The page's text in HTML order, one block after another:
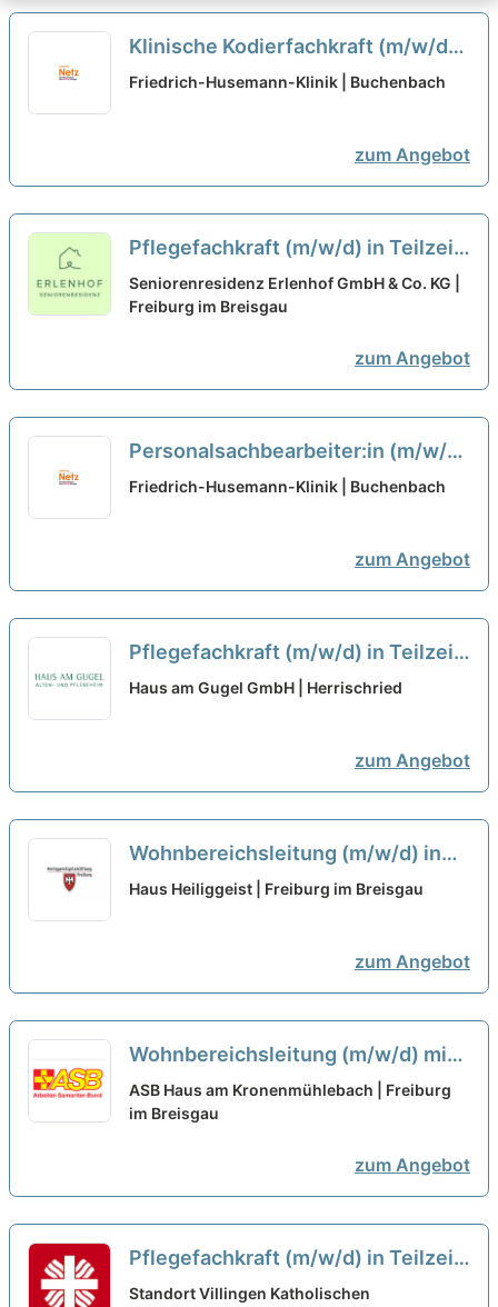
Klinische Kodierfachkraft (m/w/d)
Teilzeit neu
Friedrich-Husemann-Klinik | Buchenbach
zum Angebot
Pflegefachkraft (m/w/d) in Teilzeit
(80%) - Werde Teil unseres Teams!
neu
Seniorenresidenz Erlenhof GmbH & Co. KG |
Freiburg im Breisgau
zum Angebot
Personalsachbearbeiter:in (m/w/d)
Vollzeit / Teilzeit neu
Friedrich-Husemann-Klinik | Buchenbach
zum Angebot
Pflegefachkraft (m/w/d) in Teilzeit
- endlich Wertschätzung die Du
Haus am Gugel GmbH | Herrischried
zum Angebot
Wohnbereichsleitung (m/w/d) in
Teilzeit - Wir suchen Zuwachs in
Haus Heiliggeist | Freiburg im Breisgau
zum Angebot
Wohnbereichsleitung (m/w/d) mit
Berufserfahrung in Teilzeit (75%) -
Wir sehen Dich als Partner:in!
ASB Haus am Kronenmühlebach | Freiburg
im Breisgau
zum Angebot
Pflegefachkraft (m/w/d) in Teilzeit
(Stundenumfang 30-85%)– Ihr
Standort Villingen Katholischen